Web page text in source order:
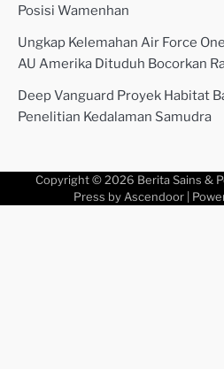
Posisi Wamenhan
Ungkap Kelemahan Air Force
AU Amerika Dituduh Bocorkan
Deep Vanguard Proyek Habitat
Penelitian Kedalaman Samudra
Copyright © 2026 Berita Sains &
Press by Ascendoor |